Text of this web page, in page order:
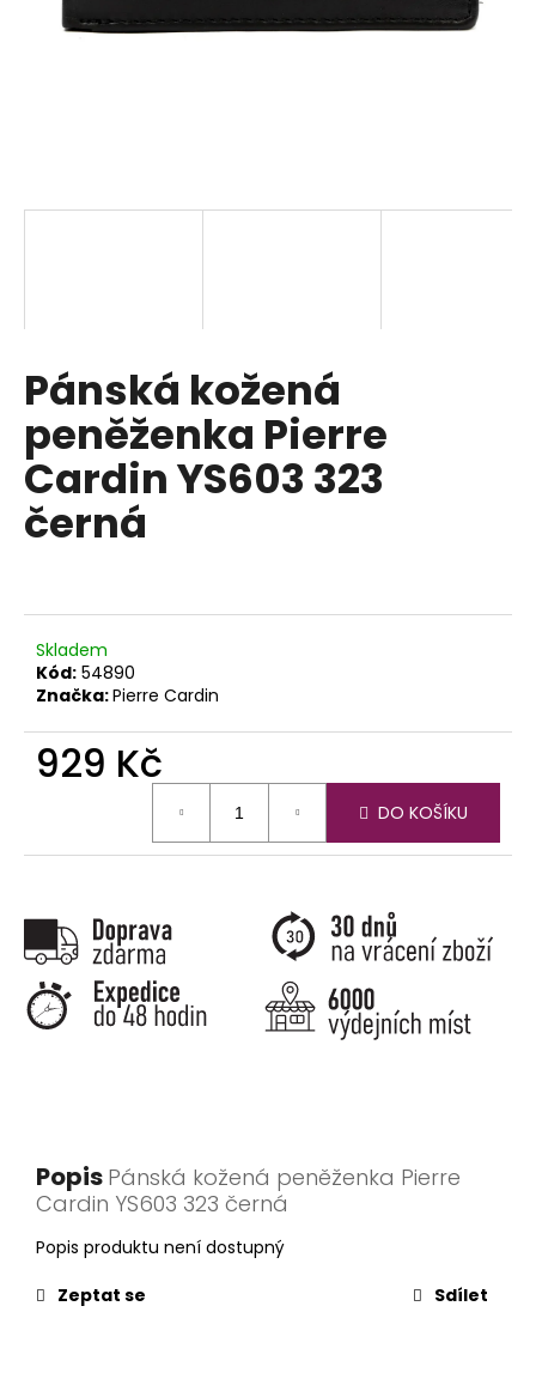
Pánská kožená
peněženka Pierre
Cardin YS603 323
černá
Skladem
Kód: 54890
Značka:Pierre Cardin
929 Kč
DO KOŠÍKU
Popis Pánská kožená peněženka Pierre
Cardin YS603 323 černá
Popis produktu není dostupný
Zeptat se
Sdílet
D
o
p
o
r
u
č
e
m
e